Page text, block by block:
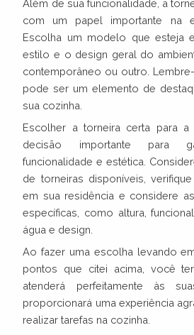
Além de sua funcionalidade, a
com um papel importante na
Escolha um modelo que esteja
estilo e o design geral do
contemporâneo ou outro.
pode ser um elemento de
sua cozinha.
Escolher a torneira certa para
decisão importante para
funcionalidade e estética.
de torneiras disponíveis,
em sua residência e considere
específicas, como altura,
água e design.
Ao fazer uma escolha levando
pontos que citei acima, você
atenderá perfeitamente às
proporcionará uma experiência
realizar tarefas na cozinha.